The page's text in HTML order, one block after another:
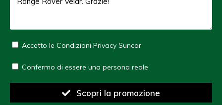
Accetto le Condizioni Privacy Suncar
Confermo di essere una persona reale
Scopri la promozione